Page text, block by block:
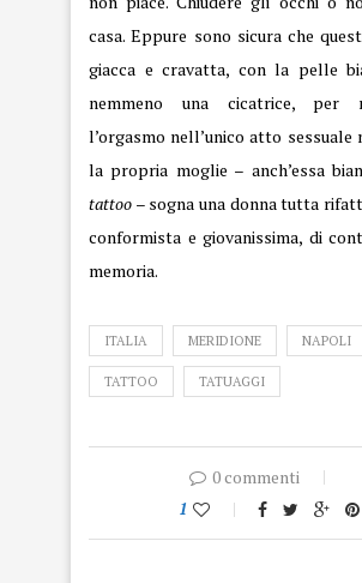
casa. Eppure sono sicura che
giacca e cravatta, con la pelle
nemmeno una cicatrice, per
l’orgasmo nell’unico atto sessuale
la propria moglie – anch’essa
tattoo – sogna una donna tutta
conformista e giovanissima, di
memoria.
ITALIA MERIDIONE NAPOLI
TATTOO TATUAGGI
0 commenti
1